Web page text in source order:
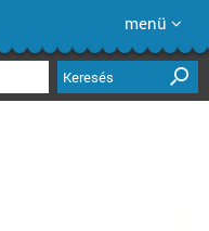
menü
Keresés